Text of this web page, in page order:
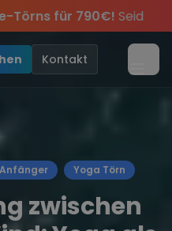
Seid schnell und
und Deine
mehr Sowie20€
Season Closing
Kontakt
Yoga Törn
zwischen